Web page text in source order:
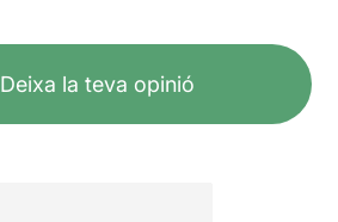
Deixa la teva opinió